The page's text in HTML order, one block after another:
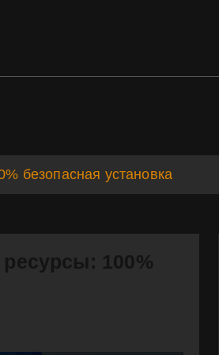
безопасная установка
100%